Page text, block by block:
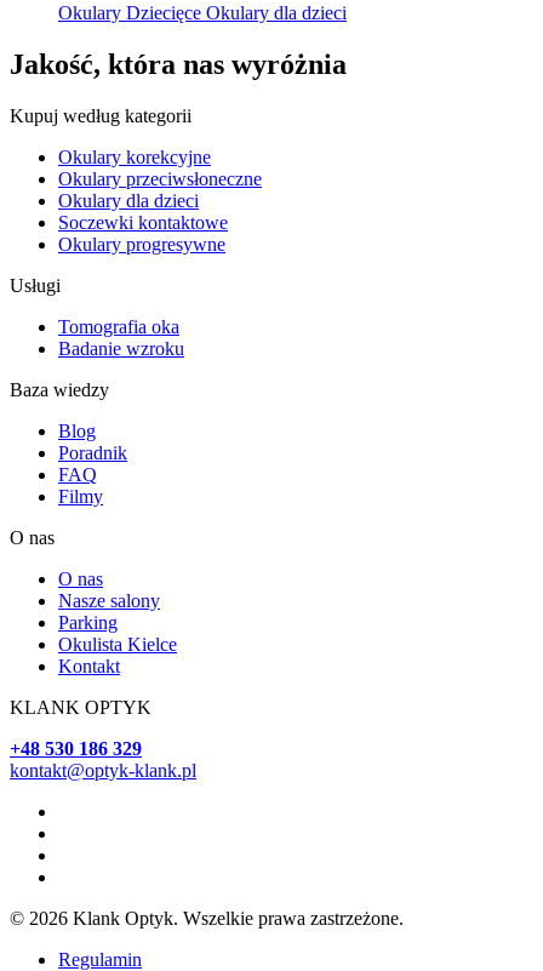
Okulary Dziecięce Okulary dla dzieci
Jakość, która nas wyróżnia
Kupuj według kategorii
Okulary korekcyjne
Okulary przeciwsłoneczne
Okulary dla dzieci
Soczewki kontaktowe
Okulary progresywne
Usługi
Tomografia oka
Badanie wzroku
Baza wiedzy
Blog
Poradnik
FAQ
Filmy
O nas
O nas
Nasze salony
Parking
Okulista Kielce
Kontakt
KLANK OPTYK
+48 530 186 329
kontakt@optyk-klank.pl
© 2026 Klank Optyk. Wszelkie prawa zastrzeżone.
Regulamin